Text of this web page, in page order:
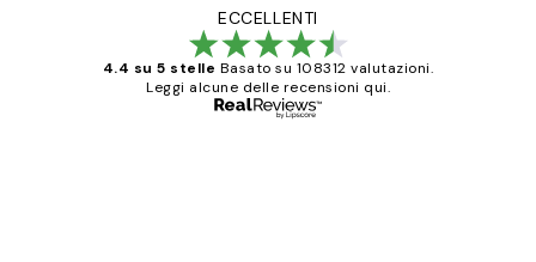
ECCELLENTI
4.4 su 5 stelle Basato su 108312 valutazioni.
Leggi alcune delle recensioni qui.